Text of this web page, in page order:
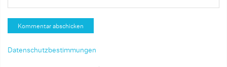
Datenschutzbestimmungen